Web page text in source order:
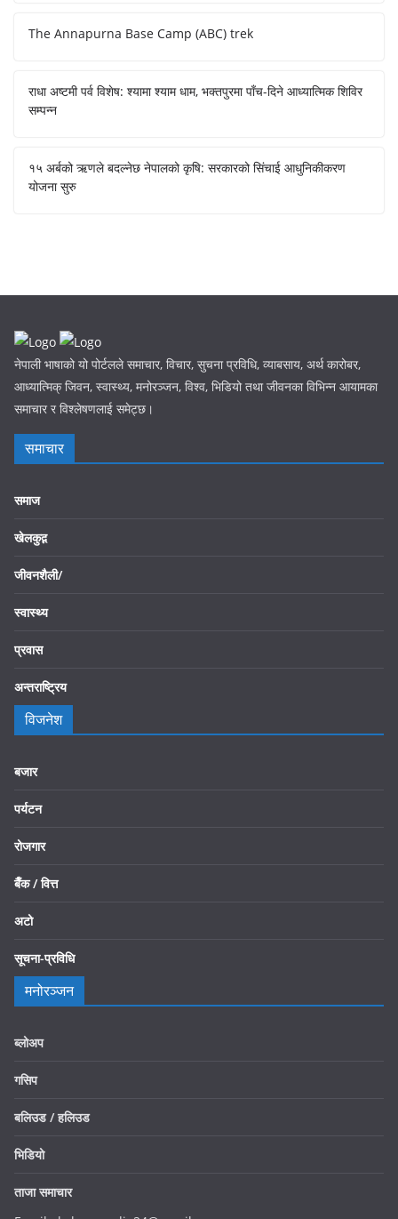
The Annapurna Base Camp (ABC) trek
राधा अष्टमी पर्व विशेष: श्यामा श्याम धाम, भक्तपुरमा पाँच-दिने आध्यात्मिक शिविर
सम्पन्न
१५ अर्बको ऋणले बदल्नेछ नेपालको कृषि: सरकारको सिंचाई आधुनिकीकरण
योजना सुरु
नेपाली भाषाको यो पोर्टलले समाचार, विचार, सुचना प्रविधि, व्याबसाय, अर्थ कारोबर,
आध्यात्मिक् जिवन, स्वास्थ्य, मनोरञ्जन, विश्व, भिडियो तथा जीवनका विभिन्न आयामका
समाचार र विश्लेषणलाई समेट्छ।
समाचार
समाज
खेलकुद़़
जीवनशैली/
स्वास्थ्य
प्रवास
अन्तराष्ट्रिय
विजनेश
बजार
पर्यटन
रोजगार
बैँक / वित्त
अटो
सूचना-प्रविधि
मनोरञ्जन
ब्लोअप
गसिप
बलिउड / हलिउड
भिडियो
ताजा समाचार